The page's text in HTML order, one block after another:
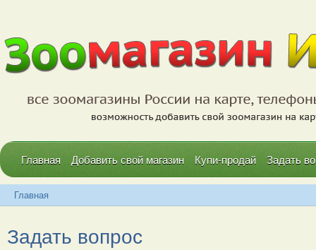
Главная Добавить свой магазин Купи-продай Задать
Главная
Задать вопрос